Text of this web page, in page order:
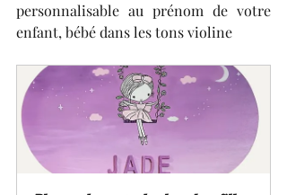
personnalisable au prénom de votre
enfant, bébé dans les tons violine